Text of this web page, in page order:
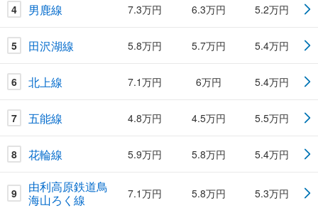
4 男鹿線 7.3万円 6.3万円 5.2万円
5 田沢湖線 5.8万円 5.7万円 5.4万円
6 北上線 7.1万円 6万円 5.4万円
7 五能線 4.8万円 4.5万円 5.5万円
8 花輪線 5.9万円 5.8万円 5.4万円
9
由利高原鉄道鳥
海山ろく線
7.1万円 5.8万円 5.3万円